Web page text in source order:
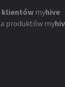
klientówmyhive
produktów my